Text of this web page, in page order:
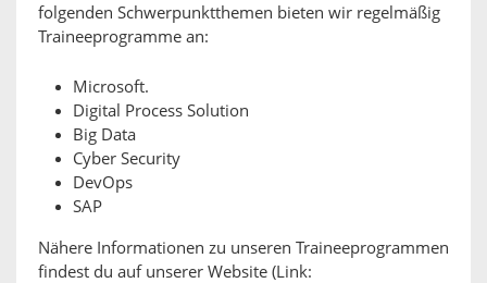
folgenden Schwerpunktthemen bieten wir regelmäßig
Traineeprogramme an:
Microsoft.
Digital Process Solution
Big Data
Cyber Security
DevOps
SAP
Nähere Informationen zu unseren Traineeprogrammen
findest du auf unserer Website (Link: